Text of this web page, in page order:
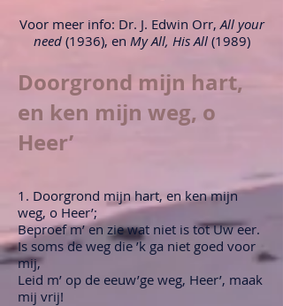
Voor meer info: Dr. J. Edwin Orr,All your
need(1936), en My All, His All(1989)
Doorgrond mijn hart,
en ken mijn weg, o
Heer’
1. Doorgrond mijn hart, en ken mijn
weg, o Heer’;
Beproef m’ en zie wat niet is tot Uw eer.
Is soms de weg die ’k ga niet goed voor
mij,
Leid m’ op de eeuw’ge weg, Heer’, maak
mij vrij!